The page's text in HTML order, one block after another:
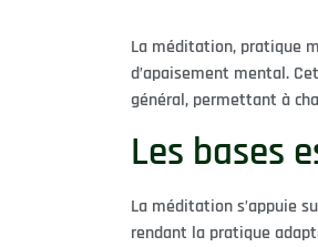
La méditation, pratique
d’apaisement mental.
général, permettant à
Les bases
La méditation s’appuie
rendant la pratique